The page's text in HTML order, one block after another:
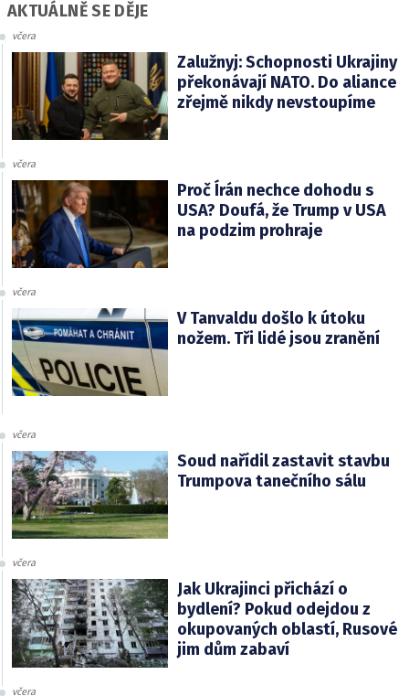
AKTUÁLNĚ SE DĚJE
včera
Zalužnyj: Schopnosti Ukrajiny
překonávají NATO. Do aliance
zřejmě nikdy nevstoupíme
včera
Proč Írán nechce dohodu s
USA? Doufá, že Trump v USA
na podzim prohraje
včera
V Tanvaldu došlo k útoku
nožem. Tři lidé jsou zranění
včera
Soud nařídil zastavit stavbu
Trumpova tanečního sálu
včera
Jak Ukrajinci přichází o
bydlení? Pokud odejdou z
okupovaných oblastí, Rusové
jim dům zabaví
včera